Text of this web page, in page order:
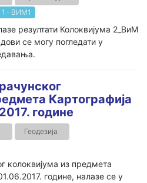
1 - ВИМ1
резултати Колоквијума 2_ВиМ
се могу погледати у
Картографија
године
Геодезија
колоквијума из предмета
године, налазе се у